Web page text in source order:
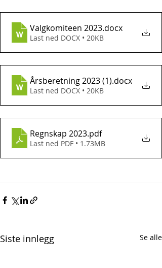
Valgkomiteen 2023.docx
Last ned DOCX • 20KB
Årsberetning 2023 (1).docx
Last ned DOCX • 20KB
Regnskap 2023.pdf
Last ned PDF • 1.73MB
Siste innlegg Se alle